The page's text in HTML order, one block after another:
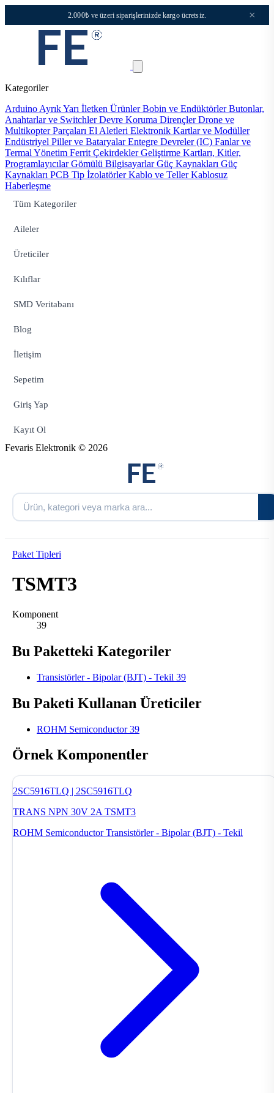
2.000₺ ve üzeri siparişlerinizde kargo ücretsiz. ×
Kategoriler
Arduino Ayrık Yarı İletken ÜrünlerBobin ve EndüktörlerButonlar,
Anahtarlar ve SwitchlerDevre Koruma DirençlerDrone ve
Multikopter Parçaları El Aletleri Elektronik Kartlar ve Modüller
Endüstriyel Piller ve BataryalarEntegre Devreler (IC) Fanlar ve
Termal Yönetim Ferrit ÇekirdeklerGeliştirme Kartları, Kitler,
ProgramlayıcılarGömülü BilgisayarlarGüç Kaynakları Güç
Kaynakları PCB Tip İzolatörlerKablo ve TellerKablosuz
Haberleşme
Tüm Kategoriler
Aileler
Üreticiler
Kılıflar
SMD Veritabanı
Blog
İletişim
Sepetim
Giriş Yap
Kayıt Ol
Fevaris Elektronik © 2026
Paket Tipleri
TSMT3
Komponent
39
Bu Paketteki Kategoriler
Transistörler - Bipolar (BJT) - Tekil 39
Bu Paketi Kullanan Üreticiler
ROHM Semiconductor39
Örnek Komponentler
2SC5916TLQ | 2SC5916TLQ
TRANS NPN 30V 2A TSMT3
ROHM Semiconductor Transistörler - Bipolar (BJT) - Tekil